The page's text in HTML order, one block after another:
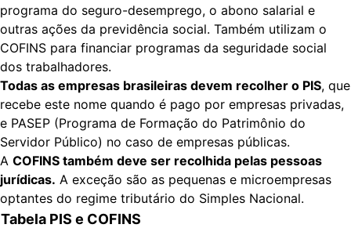
programa do seguro-desemprego, o abono salarial e
outras ações da previdência social. Também utilizam o
COFINS para financiar programas da seguridade social
dos trabalhadores.
Todas as empresas brasileiras devem recolher o PIS, que
recebe este nome quando é pago por empresas privadas,
e PASEP (Programa de Formação do Patrimônio do
Servidor Público) no caso de empresas públicas.
A COFINS também deve ser recolhida pelas pessoas
jurídicas. A exceção são as pequenas e microempresas
optantes do regime tributário do Simples Nacional.
Tabela PIS e COFINS